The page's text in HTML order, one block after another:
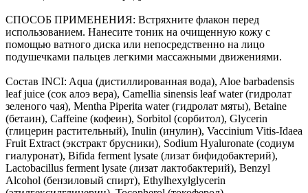
СПОСОБ ПРИМЕНЕНИЯ: Встряхните флакон перед
использованием. Нанесите тоник на очищенную кожу с
помощью ватного диска или непосредственно на лицо
подушечками пальцев легкими массажными движениями.
Состав INCI: Aqua (дистиллированная вода), Aloe barbadensis
leaf juice (сок алоэ вера), Camellia sinensis leaf water (гидролат
зеленого чая), Mentha Piperita water (гидролат мяты), Betaine
(бетаин), Caffeine (кофеин), Sorbitol (сорбитол), Glycerin
(глицерин растительный), Inulin (инулин), Vaccinium Vitis-Idaea
Fruit Extract (экстракт брусники), Sodium Hyaluronate (содиум
гиалуронат), Bifida ferment lysate (лизат бифидобактерий),
Lactobacillus ferment lysate (лизат лактобактерий), Benzyl
Alcohol (бензиловый спирт), Ethylhexylglycerin